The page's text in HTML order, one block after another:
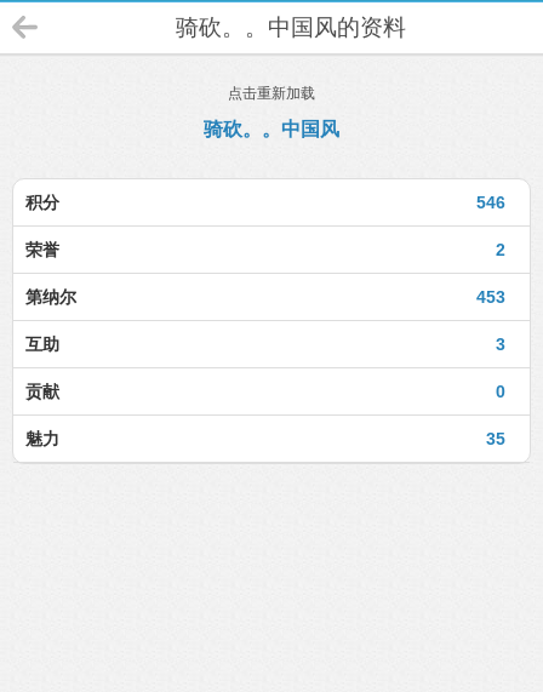
骑砍。。中国风的资料
点击重新加载
骑砍。。中国风
546
积分
2
荣誉
453
第纳尔
3
互助
0
贡献
35
魅力